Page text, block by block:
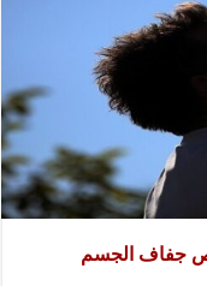
جفاف الجسم